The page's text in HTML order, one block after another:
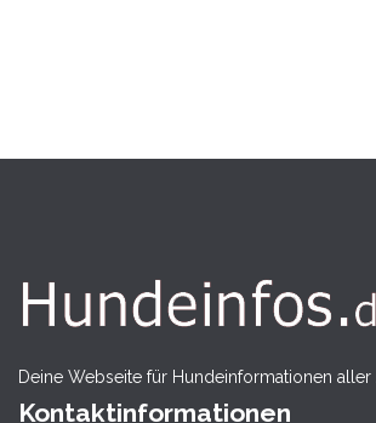
Deine Webseite für Hundeinformationen aller
Kontaktinformationen